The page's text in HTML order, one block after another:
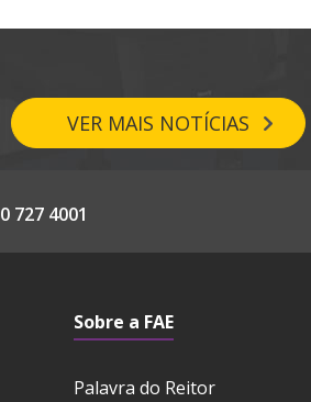
VER MAIS NOTÍCIAS
727 4001
Sobre a FAE
Palavra do Reitor